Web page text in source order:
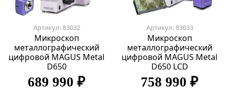
Артикул: 83032
Микроскоп
металлографический
цифровой MAGUS Metal
D650
689 990 ₽
Артикул: 83033
Микроскоп
металлографический
цифровой MAGUS Metal
D650 LCD
758 990 ₽